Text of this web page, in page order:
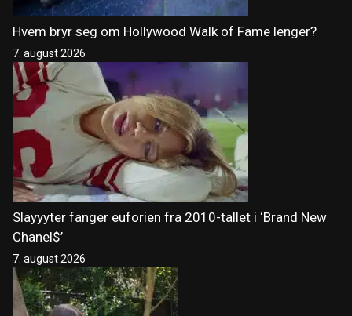
Hvem bryr seg om Hollywood Walk of Fame lenger?
7. august 2026
Slayyyter fanger euforien fra 2010-tallet i ‘Brand New
Chanel$’
7. august 2026